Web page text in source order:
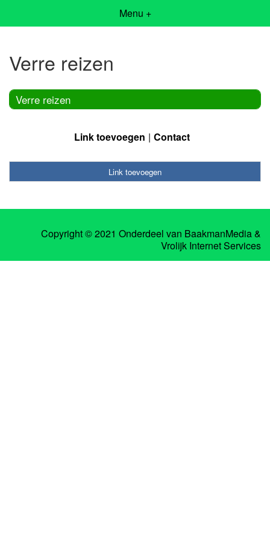
Menu +
Verre reizen
Verre reizen
Link toevoegen Contact
Link toevoegen
Copyright © 2021 Onderdeel van BaakmanMedia&
Vrolijk Internet Services